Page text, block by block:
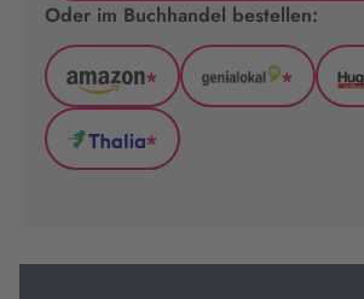
Oder im Buchhandel bestellen:
Amazon
(wird
in
neuem
*
GenialLokal
*
Thalia
Tab
*